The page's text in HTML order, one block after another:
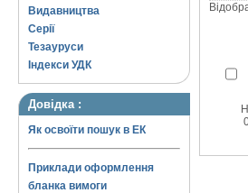
Видавництва
Серії
Тезауруси
Індекси УДК
Довідка :
Як освоїти пошук в ЕК
Приклади оформлення
бланка вимоги